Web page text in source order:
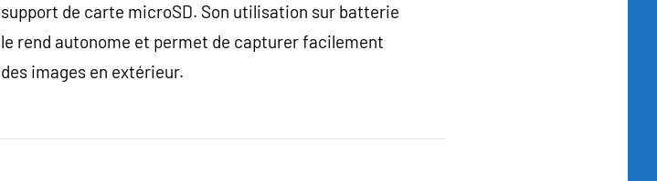
support de carte microSD. Son utilisation sur batterie
le rend autonome et permet de capturer facilement
des images en extérieur.